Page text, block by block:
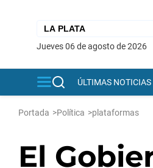
jueves 06 de agosto de 2026
ÚLTIMAS NOTICIAS
Portada >Política >plataformas
El